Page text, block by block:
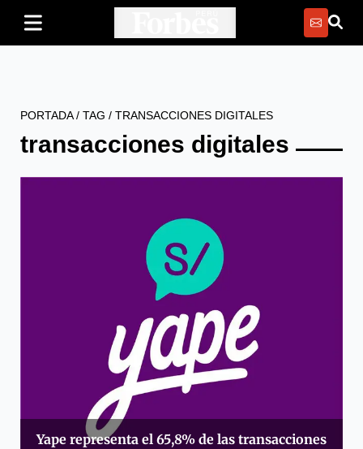
PORTADA/ TAG / TRANSACCIONES DIGITALES
transacciones digitales
Yape representa el 65,8% de las transacciones